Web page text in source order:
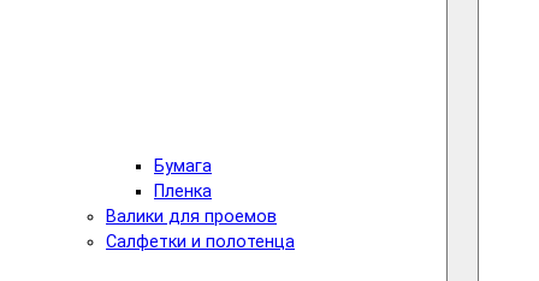
Бумага
Пленка
Валики для проемов
Салфетки и полотенца